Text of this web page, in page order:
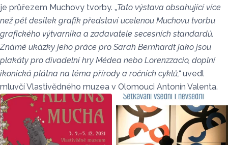
je průřezem Muchovy tvorby. „Tato výstava obsahující více
než pět desítek grafik představí ucelenou Muchovu tvorbu
grafického výtvarníka a zadavatele secesních standardů.
Známé ukázky jeho práce pro Sarah Bernhardt jako jsou
plakáty pro divadelní hry Médea nebo Lorenzzacio, doplní
ikonická plátna na téma přírody a ročních cyklů,“uvedl
mluvčí Vlastivědného muzea v Olomouci Antonín Valenta.